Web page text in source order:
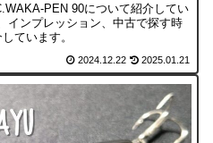
PEN 90について紹介してい
インプレッション、中古で探す時
ています。
2024.12.22 2025.01.21